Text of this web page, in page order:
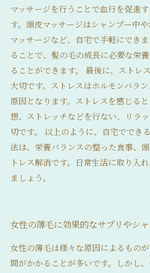
マッサージを行うことで血行を促進
す。頭皮マッサージはシャンプー中
マッサージなど、自宅で手軽にでき
ることで、髪の毛の成長に必要な栄
ることができます。 最後に、ストレ
大切です。ストレスはホルモンバラ
原因となります。ストレスを感じる
想、ストレッチなどを行ない、リラ
切です。 以上のように、自宅ででき
法は、栄養バランスの整った食事、
トレス解消です。日常生活に取り入
ましょう。
女性の薄毛に効果的なサプリやシ
女性の薄毛は様々な原因によるもの
間がかかることが多いです。しかし